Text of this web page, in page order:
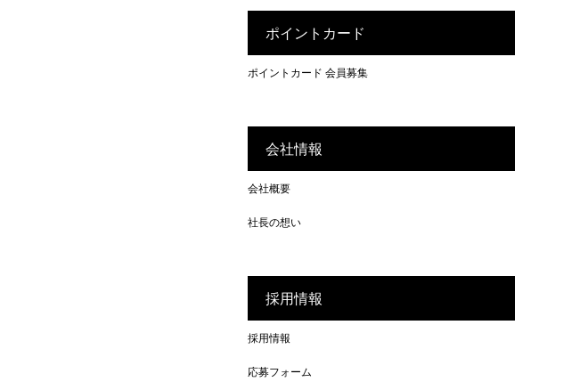
ポイントカード
ポイントカード 会員募集
会社情報
会社概要
社長の想い
採用情報
採用情報
応募フォーム